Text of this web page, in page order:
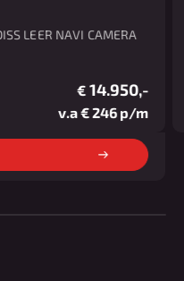
LEER NAVI CAMERA
€ 14.950,-
v.a € 246 p/m